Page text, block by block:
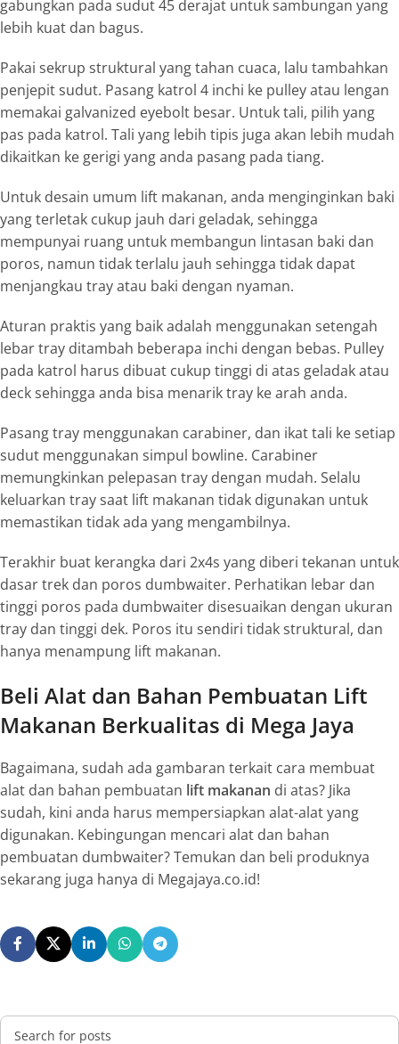
gabungkan pada sudut 45 derajat untuk sambungan yang
lebih kuat dan bagus.
Pakai sekrup struktural yang tahan cuaca, lalu tambahkan
penjepit sudut. Pasang katrol 4 inchi ke pulleyatau lengan
memakai galvanized eyebolt besar. Untuk tali, pilih yang
pas pada katrol. Tali yang lebih tipis juga akan lebih mudah
dikaitkan ke gerigi yang anda pasang pada tiang.
Untuk desain umum lift makanan, anda menginginkan baki
yang terletak cukup jauh dari geladak, sehingga
mempunyai ruang untuk membangun lintasan baki dan
poros, namun tidak terlalu jauh sehingga tidak dapat
menjangkau trayatau baki dengan nyaman.
Aturan praktis yang baik adalah menggunakan setengah
lebartray ditambah beberapa inchi dengan bebas. Pulley
pada katrol harus dibuat cukup tinggi di atas geladak atau
decksehingga anda bisa menariktray ke arah anda.
Pasangtray menggunakan carabiner, dan ikat tali ke setiap
sudut menggunakan simpul bowline. Carabiner
memungkinkan pelepasan tray dengan mudah. Selalu
keluarkan traysaat lift makanan tidak digunakan untuk
memastikan tidak ada yang mengambilnya.
Terakhir buat kerangka dari 2x4s yang diberi tekanan untuk
dasar trek dan poros dumbwaiter. Perhatikan lebar dan
tinggi poros pada dumbwaiter disesuaikan dengan ukuran
tray dan tinggi dek. Poros itu sendiri tidak struktural, dan
hanya menampung lift makanan.
Beli Alat dan Bahan Pembuatan Lift
Makanan Berkualitas di Mega Jaya
Bagaimana, sudah ada gambaran terkait cara membuat
alat dan bahan pembuatan lift makanan di atas? Jika
sudah, kini anda harus mempersiapkan alat-alat yang
digunakan. Kebingungan mencari alat dan bahan
pembuatan dumbwaiter? Temukan dan beli produknya
sekarang juga hanya di Megajaya.co.id!